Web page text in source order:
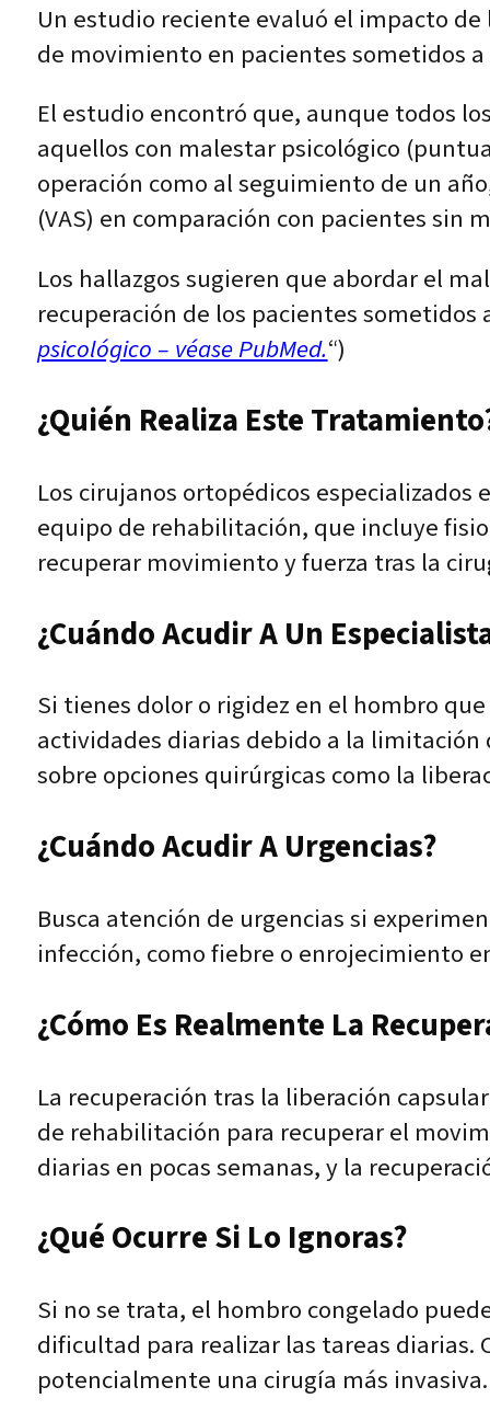
Un estudio reciente evaluó el impacto
de movimiento en pacientes sometidos
El estudio encontró que, aunque todos
aquellos con malestar psicológico
operación como al seguimiento de un
(VAS) en comparación con pacientes sin
Los hallazgos sugieren que abordar el
recuperación de los pacientes sometidos
psicológico – véase PubMed.“)
¿Quién Realiza Este
Los cirujanos ortopédicos
equipo de rehabilitación, que incluye
recuperar movimiento y fuerza tras la
¿Cuándo Acudir A Un
Si tienes dolor o rigidez en el hombro
actividades diarias debido a la
sobre opciones quirúrgicas como la
¿Cuándo Acudir A Urgencias?
Busca atención de urgencias si
infección, como fiebre o enrojecimiento
¿Cómo Es Realmente La
La recuperación tras la liberación
de rehabilitación para recuperar el
diarias en pocas semanas, y la
¿Qué Ocurre Si Lo Ignoras?
Si no se trata, el hombro congelado
dificultad para realizar las tareas
potencialmente una cirugía más invasiva.